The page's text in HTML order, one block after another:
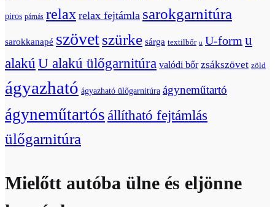
piros párnás relax relax fejtámla sarokgarnitúra
sarokkanapé szövetszürke sárga textilbőr u U-form u
alakú U alakú ülőgarnitúra valódi bőr zsákszövet zöld
ágyazható ágyazható ülőgarnitúra ágyneműtartó
ágyneműtartós állítható fejtámlás
ülőgarnitúra
Mielőtt autóba ülne és eljönne